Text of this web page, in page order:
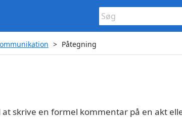
Påtegning
skrive en formel kommentar på en akt